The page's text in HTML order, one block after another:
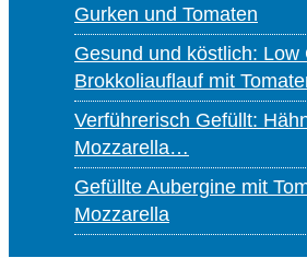
Gurken und Tomaten
Gesund und köstlich: Low
Brokkoliauflauf mit
Verführerisch Gefüllt:
Mozzarella…
Gefüllte Aubergine mit
Mozzarella